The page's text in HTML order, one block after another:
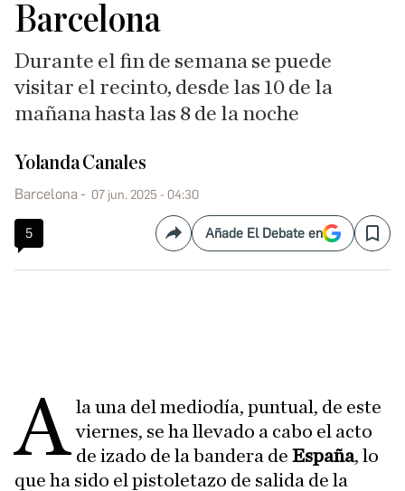
Barcelona
Durante el fin de semana se puede
visitar el recinto, desde las 10 de la
mañana hasta las 8 de la noche
Yolanda Canales
Barcelona 07 jun. 2025 - 04:30
5 CompartirAñade El Debate en Save
A la una del mediodía, puntual, de este
viernes, se ha llevado a cabo el acto
de izado de la bandera deEspaña, lo
que ha sido el pistoletazo de salida de la